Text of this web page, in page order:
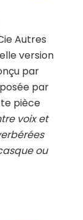
Autres
version
par
par
pièce
voix et
ou